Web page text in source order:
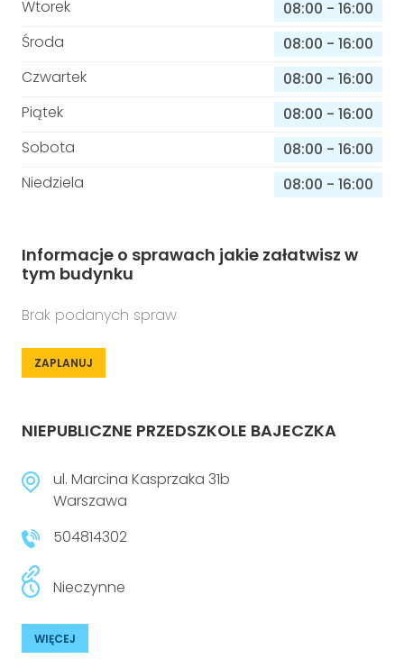
Wtorek
08:00 - 16:00
Środa
08:00 - 16:00
Czwartek
08:00 - 16:00
Piątek
08:00 - 16:00
Sobota
08:00 - 16:00
Niedziela
08:00 - 16:00
Informacje o sprawach jakie załatwisz w
tym budynku
Brak podanych spraw
ZAPLANUJ
NIEPUBLICZNE PRZEDSZKOLE BAJECZKA
ul. Marcina Kasprzaka 31b
Warszawa
504814302
Nieczynne
WIĘCEJ